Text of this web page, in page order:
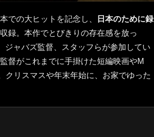
での大ヒットを記念し、
日本のために録
録。本作でとびきりの存在感を放っ
ジャバズ監督、スタッフらが参加してい
督がこれまでに手掛けた短編映画やM
クリスマスや年末年始に、お家でゆった